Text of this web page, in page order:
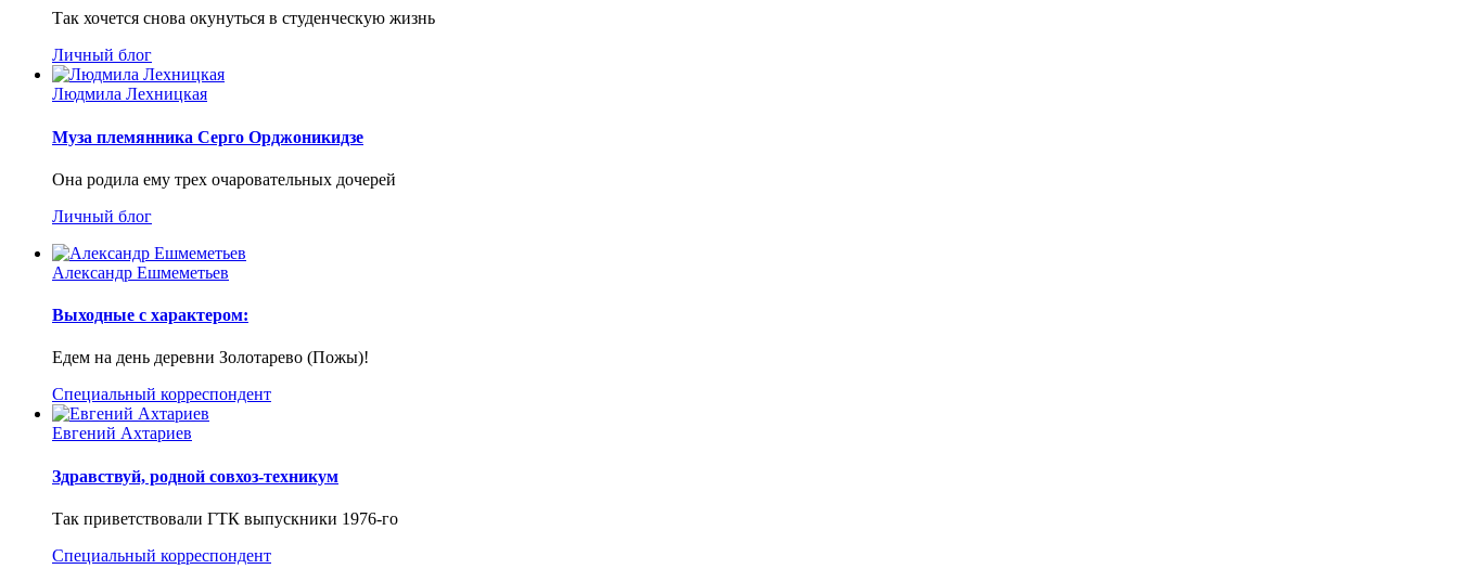
Так хочется снова окунуться в студенческую жизнь
Личный блог
Людмила Лехницкая
Муза племянника Серго Орджоникидзе
Она родила ему трех очаровательных дочерей
Личный блог
Александр Ешмеметьев
Выходные с характером:
Едем на день деревни Золотарево (Пожы)!
Специальный корреспондент
Евгений Ахтариев
Здравствуй, родной совхоз-техникум
Так приветствовали ГТК выпускники 1976-го
Специальный корреспондент